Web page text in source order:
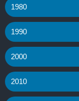
1980
1990
2000
2010